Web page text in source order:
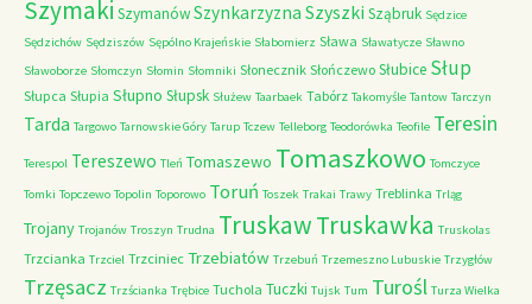
Szymaki SzymanówSzynkarzyzna Szyszki Sząbruk Sędzice
Sędzichów Sędziszów Sępólno Krajeńskie Słabomierz Sława Sławatycze Sławno
Sławoborze Słomczyn Słomin Słomniki Słonecznik Słończewo Słubice Słup
Słupca Słupia Słupno Słupsk Służew Taarbaek Tabórz Takomyśle Tantow Tarczyn
Tarda Targowo Tarnowskie Góry Tarup Tczew Telleborg Teodorówka Teofile Teresin
Terespol Tereszewo Tleń Tomaszewo Tomaszkowo Tomczyce
Tomki Topczewo Topolin Toporowo Toruń Toszek Trakai Trawy Treblinka Trląg
Trojany Trojanów Troszyn Trudna TruskawTruskawka Truskolas
Trzcianka Trzciel Trzciniec Trzebiatów Trzebuń Trzemeszno Lubuskie Trzygłów
Trzęsacz Trzścianka Trębice Tuchola Tuczki Tujsk Tum Turośl Turza Wielka